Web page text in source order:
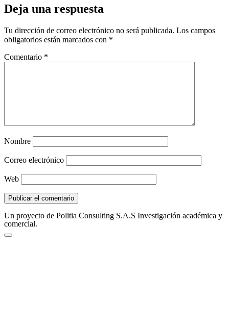
Deja una respuesta
Tu dirección de correo electrónico no será publicada. Los campos
obligatorios están marcados con *
Comentario *
Nombre
Correo electrónico
Web
Un proyecto de Politia Consulting S.A.S Investigación académica y
comercial.